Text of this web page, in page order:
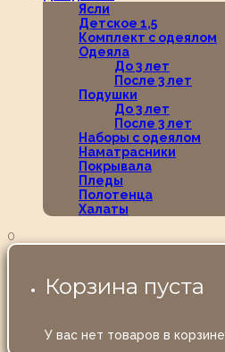
Ясли
Детское 1,5
Комплект с одеялом
Одеяла
До 3 лет
После 3 лет
Подушки
До 3 лет
После 3 лет
Наборы с одеялом
Наматрасники
Покрывала
Пледы
Полотенца
Халаты
0
Корзина пуста
У вас нет товаров в корзине